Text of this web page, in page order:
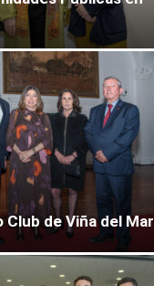
Club de Viña del Mar